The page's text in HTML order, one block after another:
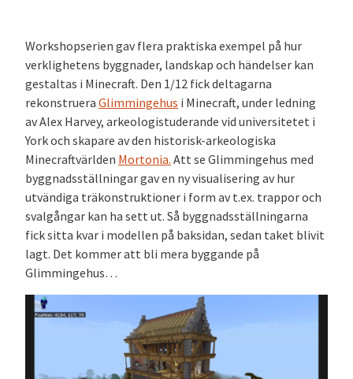
Workshopserien gav flera praktiska exempel på hur
verklighetens byggnader, landskap och händelser kan
gestaltas i Minecraft. Den 1/12 fick deltagarna
rekonstruera Glimmingehus i Minecraft, under ledning
av Alex Harvey, arkeologistuderande vid universitetet i
York och skapare av den historisk-arkeologiska
Minecraftvärlden Mortonia. Att se Glimmingehus med
byggnadsställningar gav en ny visualisering av hur
utvändiga träkonstruktioner i form av t.ex. trappor och
svalgångar kan ha sett ut. Så byggnadsställningarna
fick sitta kvar i modellen på baksidan, sedan taket blivit
lagt. Det kommer att bli mera byggande på
Glimmingehus…